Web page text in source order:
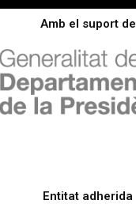
Amb el suport de
Entitat adherida